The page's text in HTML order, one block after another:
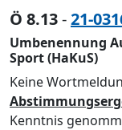
Ö 8.13-21-
Umbenennung
Sport (HaKuS)
Keine
Kenntnis